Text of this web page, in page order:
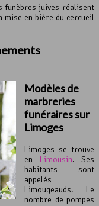
funèbres juives réalisent
en bière du cercueil
Modèles de
marbreries
funéraires sur
Limoges
Limoges se trouve
en Limousin. Ses
habitants sont
appelés
Limougeauds. Le
nombre de pompes